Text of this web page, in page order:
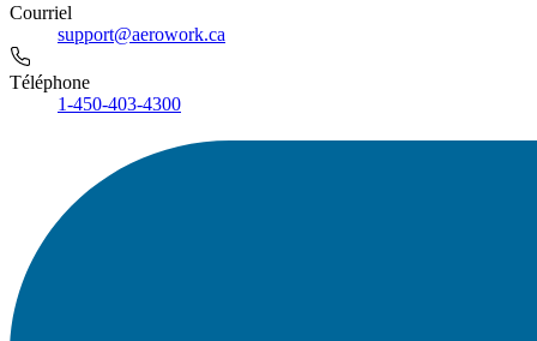
Courriel
support@aerowork.ca
Téléphone
1-450-403-4300